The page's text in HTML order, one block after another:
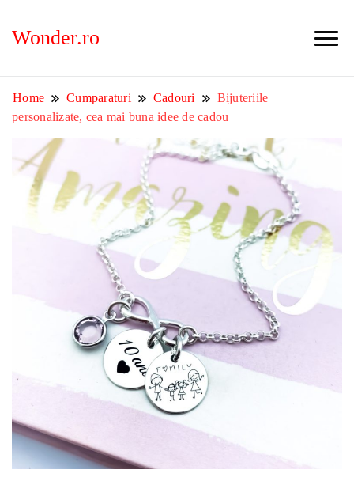
Wonder.ro
Home Cumparaturi Cadouri
Bijuteriile
personalizate, cea mai buna idee de cadou